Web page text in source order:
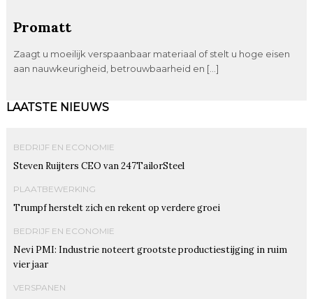
Promatt
Zaagt u moeilijk verspaanbaar materiaal of stelt u hoge eisen
aan nauwkeurigheid, betrouwbaarheid en […]
LAATSTE NIEUWS
BEDRIJF EN ECONOMIE
Steven Ruijters CEO van 247TailorSteel
PLAATBEWERKING
Trumpf herstelt zich en rekent op verdere groei
BEDRIJF EN ECONOMIE
Nevi PMI: Industrie noteert grootste productiestijging in ruim
vier jaar
VERSPANEN